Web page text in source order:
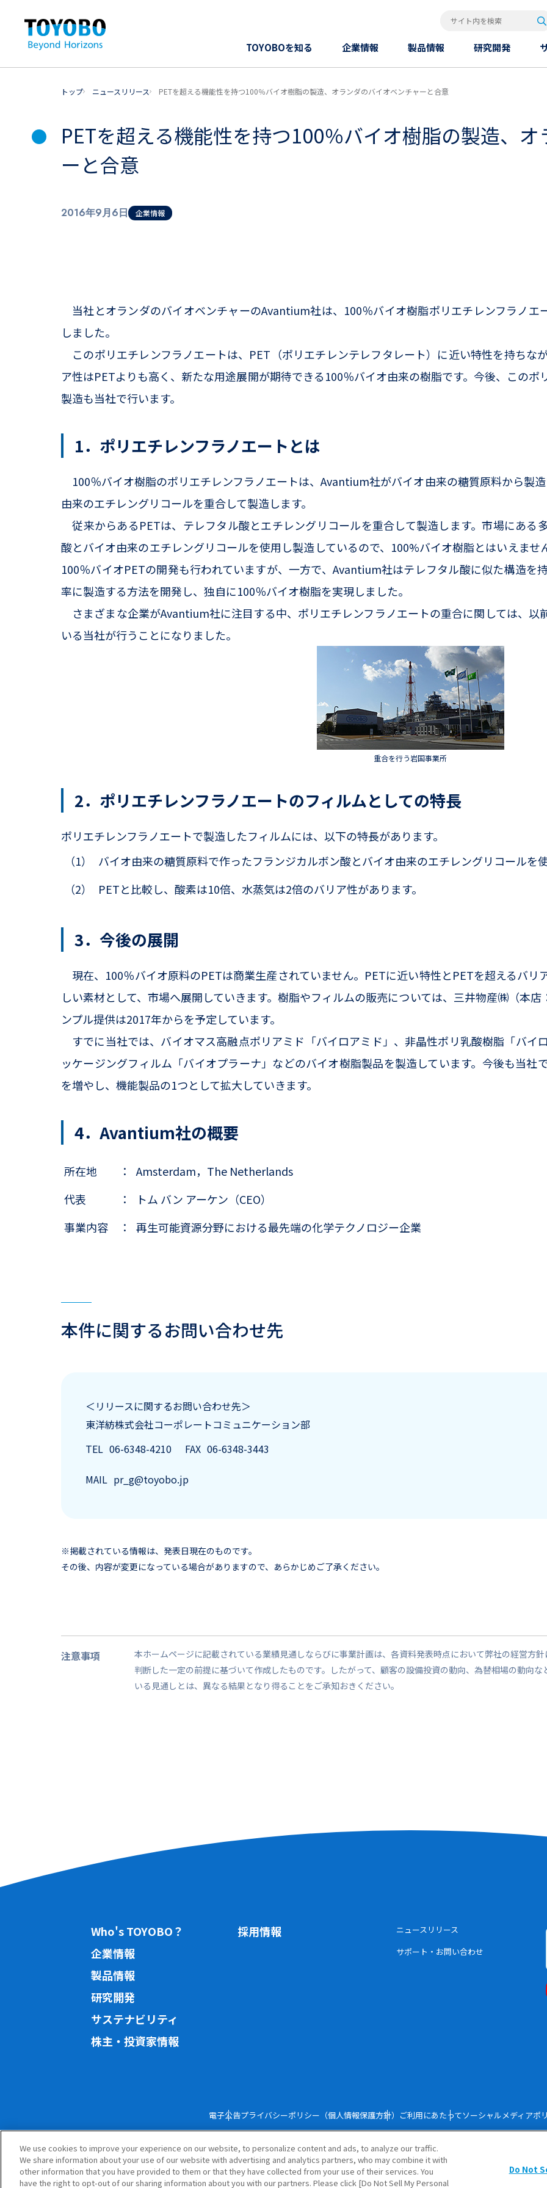
サイト内を検索 検
TOYOBOを知る 企業情報 製品情報 研究開発
トップ ニュースリリース PETを超える機能性を持つ100％バイオ樹脂の製造、オランダのバイオベンチャーと合意
PETを超える機能性を持つ100％バイオ樹脂の製造、
ーと合意
2016年9月6日 企業情報
当社とオランダのバイオベンチャーのAvantium社は、100％バイオ樹脂ポリエチレンフラノエ
しました。
このポリエチレンフラノエートは、PET（ポリエチレンテレフタレート）に近い特性を持ちな
ア性はPETよりも高く、新たな用途展開が期待できる100％バイオ由来の樹脂です。今後、この
製造も当社で行います。
1．ポリエチレンフラノエートとは
100％バイオ樹脂のポリエチレンフラノエートは、Avantium社がバイオ由来の糖質原料から製
由来のエチレングリコールを重合して製造します。
従来からあるPETは、テレフタル酸とエチレングリコールを重合して製造します。市場にある
酸とバイオ由来のエチレングリコールを使用し製造しているので、100%バイオ樹脂とはいえま
100％バイオPETの開発も行われていますが、一方で、Avantium社はテレフタル酸に似た構造を
率に製造する方法を開発し、独自に100％バイオ樹脂を実現しました。
さまざまな企業がAvantium社に注目する中、ポリエチレンフラノエートの重合に関しては、以
いる当社が行うことになりました。
重合を行う岩国事業所
2．ポリエチレンフラノエートのフィルムとしての特長
ポリエチレンフラノエートで製造したフィルムには、以下の特長があります。
（1）
バイオ由来の糖質原料で作ったフランジカルボン酸とバイオ由来のエチレングリコールを
（2）
PETと比較し、酸素は10倍、水蒸気は2倍のバリア性があります。
3．今後の展開
現在、100％バイオ原料のPETは商業生産されていません。PETに近い特性とPETを超えるバリ
しい素材として、市場へ展開していきます。樹脂やフィルムの販売については、三井物産㈱（本
ンプル提供は2017年からを予定しています。
すでに当社では、バイオマス高融点ポリアミド「バイロアミド」、非晶性ポリ乳酸樹脂「バイ
ッケージングフィルム「バイオプラーナ」などのバイオ樹脂製品を製造しています。今後も当社
を増やし、機能製品の1つとして拡大していきます。
4．Avantium社の概要
所在地 ：
Amsterdam，The Netherlands
代表
：
トム バン アーケン（CEO）
事業内容
： 再生可能資源分野における最先端の化学テクノロジー企業
本件に関するお問い合わせ先
＜リリースに関するお問い合わせ先＞
東洋紡株式会社コーポレートコミュニケーション部
TEL 06-6348-4210 FAX 06-6348-3443
MAIL pr_g@toyobo.jp
※掲載されている情報は、発表日現在のものです。
その後、内容が変更になっている場合がありますので、あらかじめご了承ください。
注意事項
本ホームページに記載されている業績見通しならびに事業計画は、各資料発表時点において弊社の経営方
判断した一定の前提に基づいて作成したものです。したがって、顧客の設備投資の動向、為替相場の動向
いる見通しとは、異なる結果となり得ることをご承知おきください。
Who's TOYOBO？
企業情報
製品情報
研究開発
サステナビリティ
株主・投資家情報
採用情報
ニュースリリース
サポート・お問い合わせ
電子公告プライバシーポリシー（個人情報保護方針） ご利用にあたってソーシャルメディアポ
Copyright © TOYOBO CO., LTD. All rights
We use cookies to improve your experience on our website, to personalize content and ads, to analyze our traffic.
We share information about your use of our website with advertising and analytics partners, who may combine it with
other information that you have provided to them or that they have collected from your use of their services. You
have the right to opt-out of our sharing information about you with our partners. Please click [Do Not Sell My Personal
Do Not